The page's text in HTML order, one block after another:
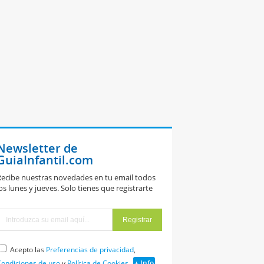
de niños
de
nuestras novedades en tu email todos
lunes y jueves. Solo tienes que registrarte
Acepto las Preferencias de privacidad,